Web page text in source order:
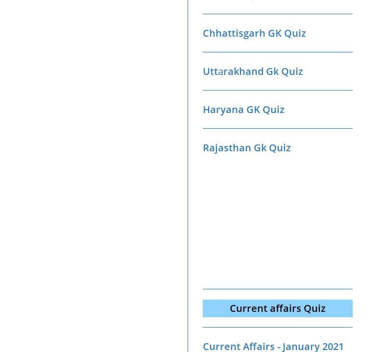
Chhattisgarh GK Quiz
Uttarakhand Gk Quiz
Haryana GK Quiz
Rajasthan Gk Quiz
Current affairs Quiz
Current Affairs - January 2021